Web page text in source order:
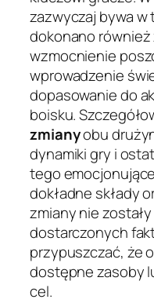
zazwyczaj bywa w
dokonano również
wzmocnienie
wprowadzenie
dopasowanie do
boisku.
zmianyobu
dynamiki gry i
tego
dokładne składy
zmiany nie
dostarczonych
przypuszczać, że
dostępne zasoby
cel.